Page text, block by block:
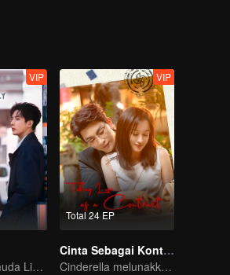
VIP
Cinta masa muda Liu Hao Cun & Wang An Yu
Total 24 EP
VIP
Cinta Sebagai Kontrak
Cinderella melunakkan hati Pak CEO